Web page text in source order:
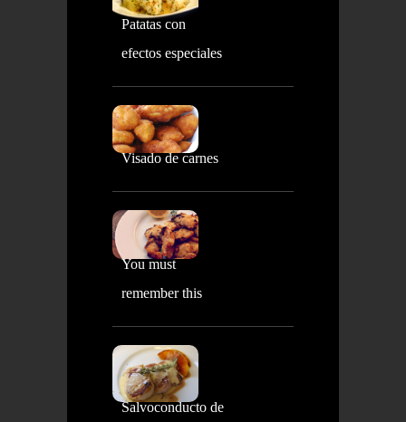
Patatas con
efectos especiales
Visado de carnes
You must
remember this
Salvoconducto de